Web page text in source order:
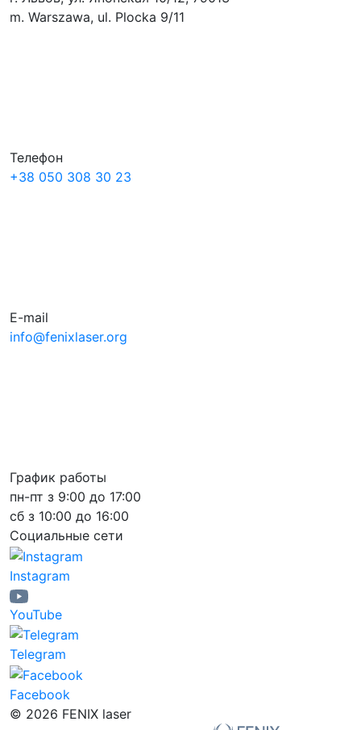
m. Warszawa, ul. Plocka 9/11
Телефон
+38 050 308 30 23
E-mail
info@fenixlaser.org
График работы
пн-пт з 9:00 до 17:00
сб з 10:00 до 16:00
Социальные сети
Instagram
YouTube
Telegram
Facebook
© 2026 FENIX laser